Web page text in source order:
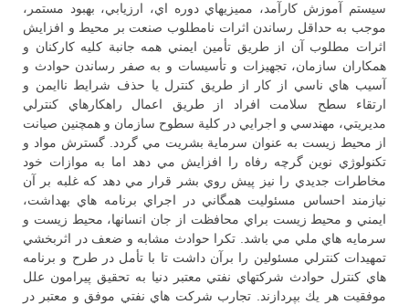
سيستم آموزش كارآمد، مميزيهاي دوره اي، ارزيابي، بهبود مستمر،
موجب به حداقل رساندن اثرات نامطلوب صنعت بر محيط و افزايش
اثرات مطلوب آن از طريق تأمين ايمني همه جانبة كليه كاركنان و
همكاران سازمان، تجهيزات و تأسيسات و به صفر رساندن حوادث و
آسيب هاي ناسي از كار از طريق كنترل يا حذف شرايط ناايمن و
ارتقاء سطح سلامت افراد از طريق اعمال راهكارهاي كنترلي
مديريتي، مهندسي و اجرايي در كلية سطوح سازمان و همچنين صيانت
از محيط زيست به عنوان سرماية بشريت مي گردد. گسترش مواد و
تكنولوژي نوين گرچه رفاه را افزايش مي دهد اما به موازات خود
مخاطرات جديدي را نيز پيش روي بشر قرار مي دهد كه غلبه بر آن
نيازمند احساس مسئوليت همگاني در اجراي برنامه هاي بهداشت،
ايمني و محيط زيست براي محافظت از جان انسانها، محيط زيست و
سرمايه هاي ملي مي باشد. تكرا حوادث مشابه و ضعف در اثربخشي
تمهيدات كنترلي مسئولين را برآن داشت تا با تأمل در طرح و برنامه
هاي كنترل حوادث شركتهاي نفتي معتبر دنيا به تحقيق پيرامون علل
موفقيت هر يك بپردازند. تجارب شركت هاي نفتي موفق و معتبر در